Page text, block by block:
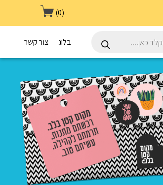
(0)
בלוג צור קשר